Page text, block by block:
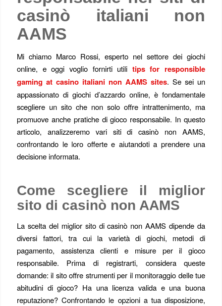
casinò italiani non
AAMS
Mi chiamo Marco Rossi, esperto nel settore dei giochi
online, e oggi voglio fornirti utili tips for responsible
gaming at casino italiani non AAMS sites. Se sei un
appassionato di giochi d’azzardo online, è fondamentale
scegliere un sito che non solo offre intrattenimento, ma
promuove anche pratiche di gioco responsabile. In questo
articolo, analizzeremo vari siti di casinò non AAMS,
confrontando le loro offerte e aiutandoti a prendere una
decisione informata.
Come scegliere il miglior
sito di casinò non AAMS
La scelta del miglior sito di casinò non AAMS dipende da
diversi fattori, tra cui la varietà di giochi, metodi di
pagamento, assistenza clienti e misure per il gioco
responsabile. Prima di registrarti, considera queste
domande: il sito offre strumenti per il monitoraggio delle tue
abitudini di gioco? Ha una licenza valida e una buona
reputazione? Confrontando le opzioni a tua disposizione,